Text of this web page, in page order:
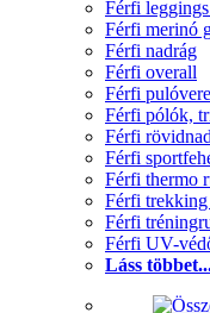
Férfi
Férfi merinó
Férfi nadrág
Férfi overall
Férfi
Férfi pólók,
Férfi
Férfi
Férfi thermo
Férfi trekking
Férfi
Férfi UV-
Láss